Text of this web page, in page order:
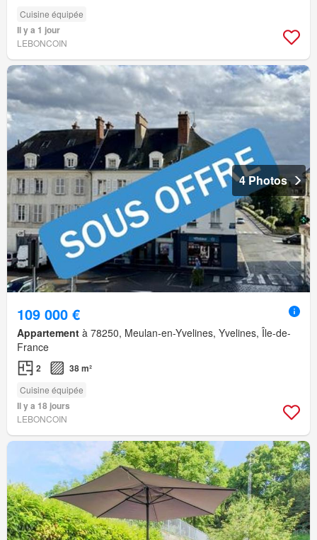
Cuisine équipée
Il y a 1 jour
LEBONCOIN
4 Photos
109 000 €
Appartement à 78250, Meulan-en-Yvelines, Yvelines, Île-de-
France
2 38 m²
Cuisine équipée
Il y a 18 jours
LEBONCOIN